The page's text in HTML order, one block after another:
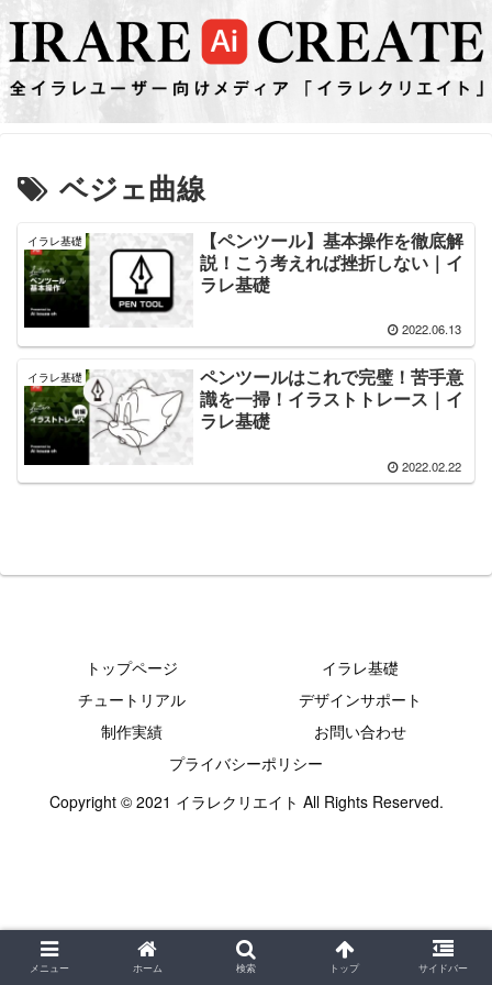
ベジェ曲線
イラレ基礎
【ペンツール】基本操作を徹底解
説！こう考えれば挫折しない｜イ
ラレ基礎
2022.06.13
イラレ基礎
ペンツールはこれで完璧！苦手意
識を一掃！イラストトレース｜イ
ラレ基礎
2022.02.22
トップページ
イラレ基礎
チュートリアル
デザインサポート
制作実績
お問い合わせ
プライバシーポリシー
Copyright © 2021 イラレクリエイト All Rights Reserved.
メニュー ホーム 検索 トップ サイドバー